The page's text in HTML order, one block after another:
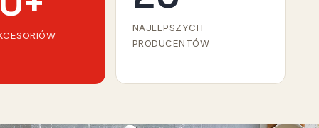
NAJLEPSZYCH
PRODUCENTÓW